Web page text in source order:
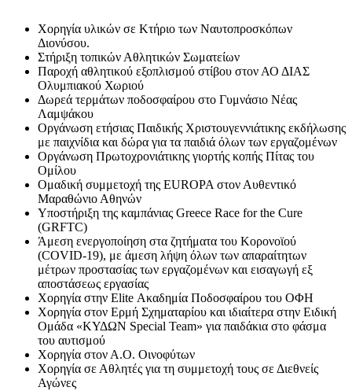
Χορηγία υλικών σε Κτήριο των Ναυτοπροσκόπων
Διονύσου.
Στήριξη τοπικών Αθλητικών Σωματείων
Παροχή αθλητικού εξοπλισμού στίβου στον ΑΟ ΔΙΑΣ
Ολυμπιακού Χωριού
Δωρεά τερμάτων ποδοσφαίρου στο Γυμνάσιο Νέας
Λαμψάκου
Οργάνωση ετήσιας Παιδικής Χριστουγεννιάτικης εκδήλωσης
με παιχνίδια και δώρα για τα παιδιά όλων των εργαζομένων
Οργάνωση Πρωτοχρονιάτικης γιορτής κοπής Πίτας του
Ομίλου
Ομαδική συμμετοχή της EUROPA στον Αυθεντικό
Μαραθώνιο Αθηνών
Υποστήριξη της καμπάνιας Greece Race for the Cure
(GRFTC)
Άμεση ενεργοποίηση στα ζητήματα του Κορονοϊού
(COVID-19), με άμεση λήψη όλων των απαραίτητων
μέτρων προστασίας των εργαζομένων και εισαγωγή εξ
αποστάσεως εργασίας
Χορηγία στην Elite Ακαδημία Ποδοσφαίρου του ΟΦΗ
Χορηγία στον Ερμή Σχηματαρίου και ιδιαίτερα στην Ειδική
Ομάδα «ΚΥΔΩΝ Special Team» για παιδάκια στο φάσμα
του αυτισμού
Χορηγία στον Α.Ο. Οινοφύτων
Χορηγία σε Αθλητές για τη συμμετοχή τους σε Διεθνείς
Αγώνες